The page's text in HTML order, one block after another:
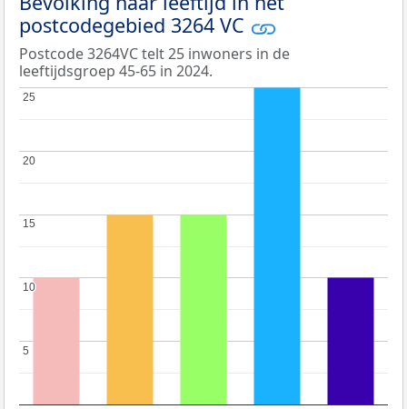
postcodegebied 3264 VC
Postcode 3264VC telt 25 inwoners in de
leeftijdsgroep 45-65 in 2024.
5
5
10
10
15
15
20
20
25
25